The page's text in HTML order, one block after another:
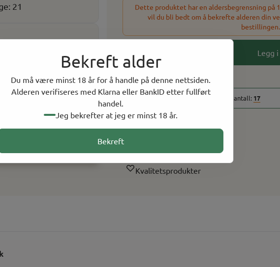
Bekreft alder
Du må være minst 18 år for å handle på denne nettsiden.
Alderen verifiseres med Klarna eller BankID etter fullført
handel.
Jeg bekrefter at jeg er minst 18 år.
Bekreft
21
Dette produktet har en aldersbegrensning på
vil du bli bedt om å bekrefte alderen din
bestillingen.
Legg
5 På lager
butikker, totalt antall: 17
Rask levering
Kvalitetsprodukter